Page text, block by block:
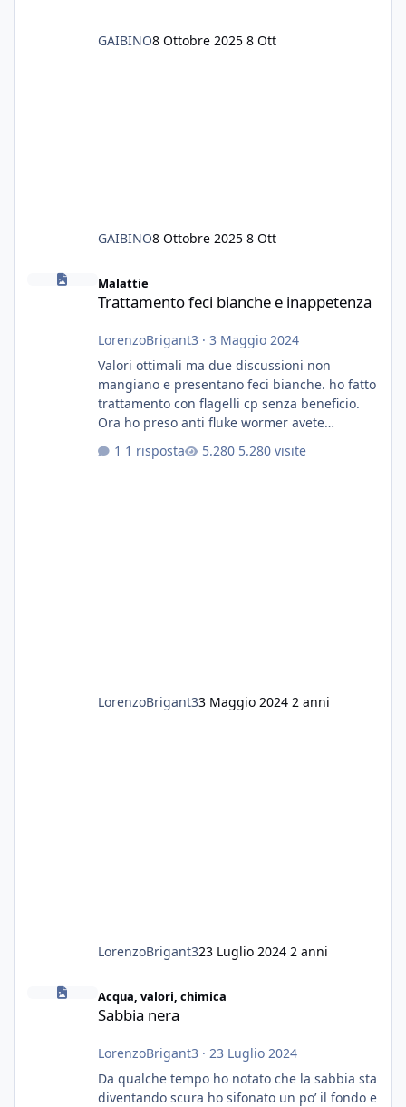
GAIBINO8 Ottobre 2025 8 Ott
GAIBINO8 Ottobre 2025 8 Ott
Malattie
Trattamento feci bianche e inappetenza
LorenzoBrigant3 · 3 Maggio 2024
Valori ottimali ma due discussioni non
mangiano e presentano feci bianche. ho fatto
trattamento con flagelli cp senza beneficio.
Ora ho preso anti fluke wormer avete
sostanza
1 risposta 5.280 visite
LorenzoBrigant33 Maggio 2024 2 anni
LorenzoBrigant323 Luglio 2024 2 anni
Sabbia nera
Acqua, valori, chimica
Sabbia nera
LorenzoBrigant3 · 23 Luglio 2024
Da qualche tempo ho notato che la sabbia sta
diventando scura ho sifonato un po’ il fondo e